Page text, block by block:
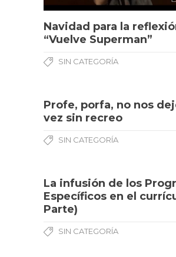
Navidad para la
“Vuelve Superman”
SIN CATEGORÍA
Profe, porfa, no nos
vez sin recreo
SIN CATEGORÍA
La infusión de los
Específicos en el
Parte)
SIN CATEGORÍA